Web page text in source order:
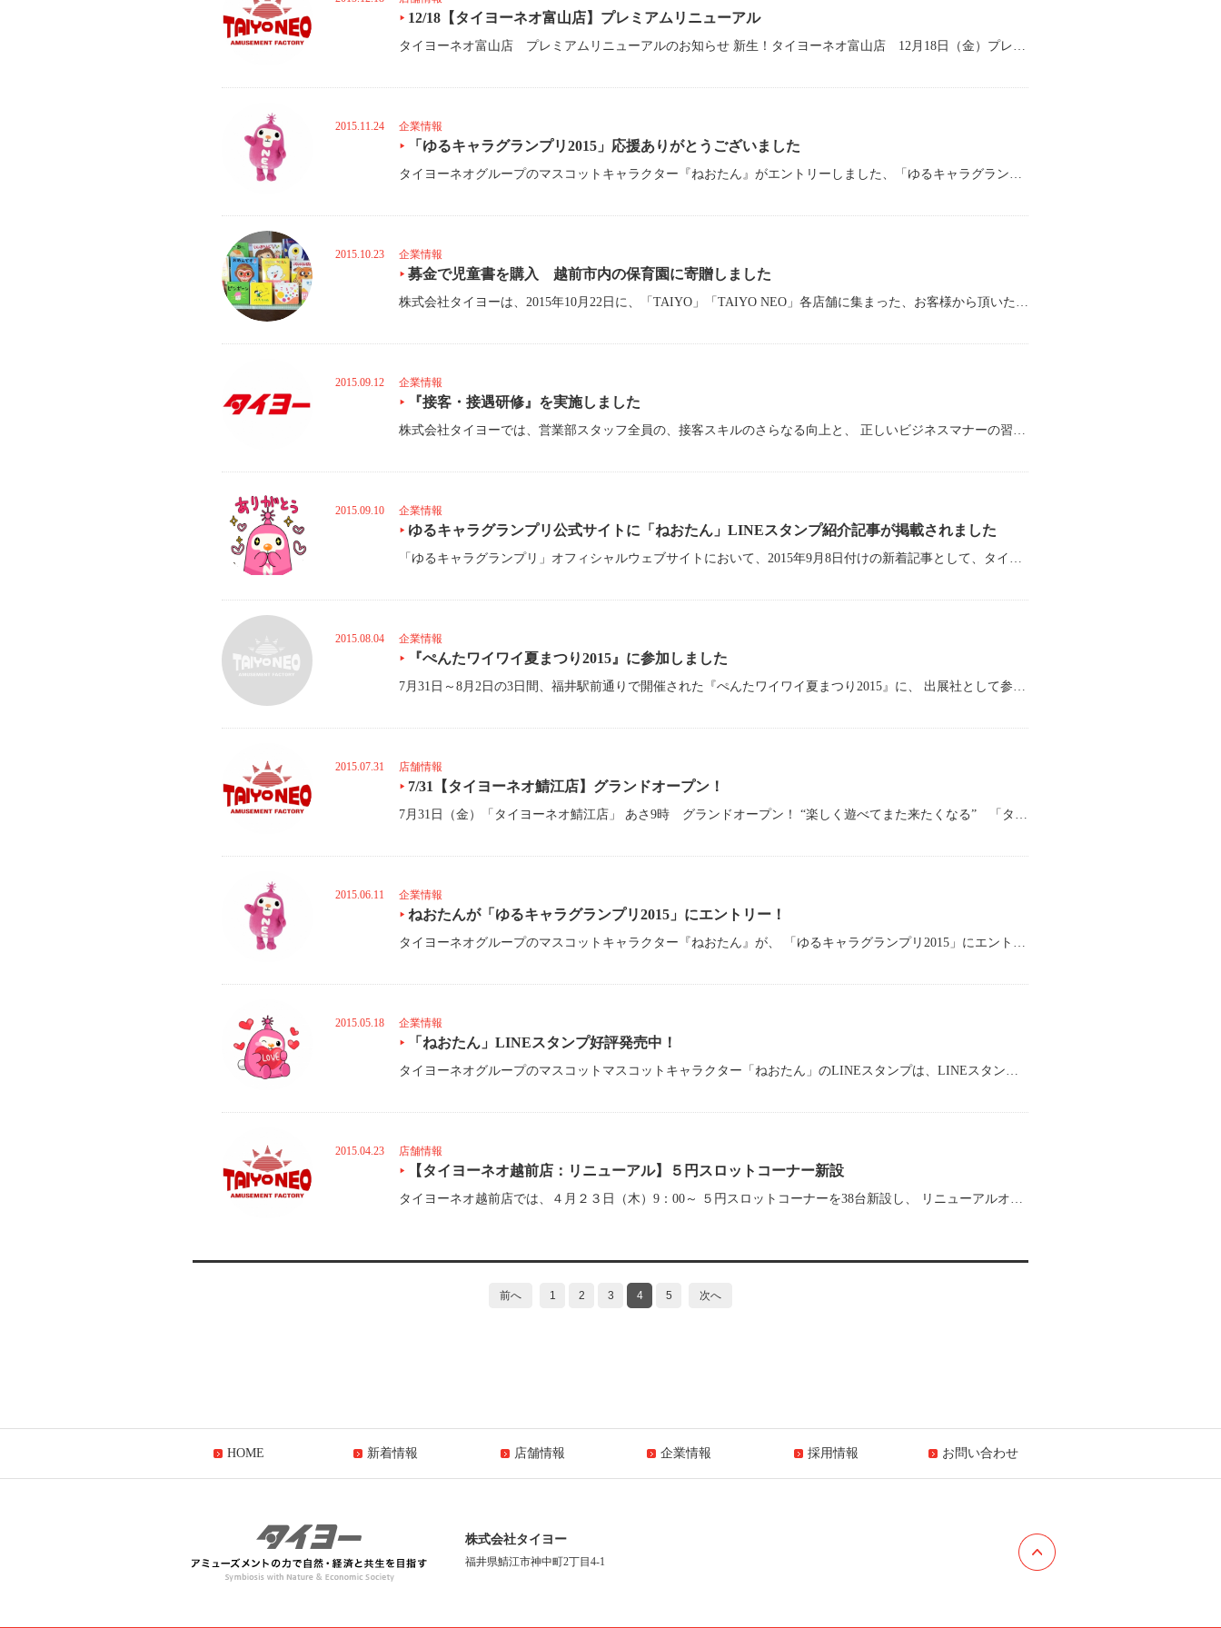
12/18【タイヨーネオ富山店】プレミアムリニューアル
タイヨーネオ富山店 プレミアムリニューアルのお知らせ 新生！タイヨーネオ富山店 12月18日（金）プレミアムリニューアル 早朝9時スタート！ 新店長による新たな営業展開にご期待下さい！
2015.11.24 企業情報
「ゆるキャラグランプリ2015」応援ありがとうございました
タイヨーネオグループのマスコットキャラクター『ねおたん』がエントリーしました、「ゆるキャラグランプリ2015」の結果が発表されました。 インターネット投票期間中、「ねおたん」に1票でも投票してい
2015.10.23 企業情報
募金で児童書を購入 越前市内の保育園に寄贈しました
株式会社タイヨーは、2015年10月22日に、「TAIYO」「TAIYO NEO」各店舗に集まった、お客様から頂いた善意ある募金で、絵本・図鑑などの児童書 計300冊を購入し、越前市の公私立保育園22
2015.09.12 企業情報
『接客・接遇研修』を実施しました
株式会社タイヨーでは、営業部スタッフ全員の、接客スキルのさらなる向上と、 正しいビジネスマナーの習得を目指し、「接客・接遇研修」を中心とした 『顧客満足度研修』を実施しました。
2015.09.10 企業情報
ゆるキャラグランプリ公式サイトに「ねおたん」LINEスタンプ紹介記事が掲載されました
「ゆるキャラグランプリ」オフィシャルウェブサイトにおいて、2015年9月8日付けの新着記事として、タイヨーネオグループのマスコットキャラクター「ねおたん」のLINEスタンプが紹介されました。 「
2015.08.04 企業情報
『ぺんたワイワイ夏まつり2015』に参加しました
7月31日～8月2日の3日間、福井駅前通りで開催された『ぺんたワイワイ夏まつり2015』に、 出展社として参加しました。 今年は「カットすいか」と「ポップコーン」を販売し、多く
2015.07.31 店舗情報
7/31【タイヨーネオ鯖江店】グランドオープン！
7月31日（金）「タイヨーネオ鯖江店」 あさ9時 グランドオープン！ “楽しく遊べてまた来たくなる” 「タイヨーネオ鯖江店」 7月31日（金）あさ9時 グランドオープ
2015.06.11 企業情報
ねおたんが「ゆるキャラグランプリ2015」にエントリー！
タイヨーネオグループのマスコットキャラクター『ねおたん』が、 「ゆるキャラグランプリ2015」にエントリーしました。 タイヨーのマスコットキャラクターをつとめる『ねおたん』が、今年も「ゆる
2015.05.18 企業情報
「ねおたん」LINEスタンプ好評発売中！
タイヨーネオグループのマスコットマスコットキャラクター「ねおたん」のLINEスタンプは、LINEスタンプショップにて、好評発売中です。 喜怒哀楽たっぷりの可愛い「ねおたん」スタンプで、トークがさ
2015.04.23 店舗情報
【タイヨーネオ越前店：リニューアル】５円スロットコーナー新設
タイヨーネオ越前店では、４月２３日（木）9：00～ ５円スロットコーナーを38台新設し、 リニューアルオープンしました。 設置機種などの詳細は、Ｐ-ＷＯＲＬＤ タイヨーネオ越前店のページでご
前へ 1 2 3 4 5 次へ
HOME 新着情報 店舗情報 企業情報 採用情報 お問い合わせ
株式会社タイヨー
福井県鯖江市神中町2丁目4-1